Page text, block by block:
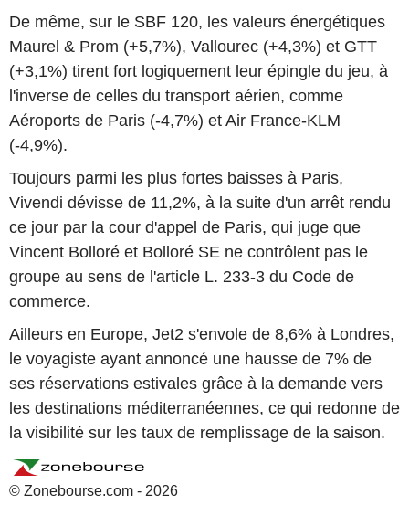
De même, sur le SBF 120, les valeurs énergétiques
Maurel & Prom (+5,7%), Vallourec (+4,3%) et GTT
(+3,1%) tirent fort logiquement leur épingle du jeu, à
l'inverse de celles du transport aérien, comme
Aéroports de Paris (-4,7%) et Air France-KLM
(-4,9%).
Toujours parmi les plus fortes baisses à Paris,
Vivendi dévisse de 11,2%, à la suite d'un arrêt rendu
ce jour par la cour d'appel de Paris, qui juge que
Vincent Bolloré et Bolloré SE ne contrôlent pas le
groupe au sens de l'article L. 233-3 du Code de
commerce.
Ailleurs en Europe, Jet2 s'envole de 8,6% à Londres,
le voyagiste ayant annoncé une hausse de 7% de
ses réservations estivales grâce à la demande vers
les destinations méditerranéennes, ce qui redonne de
la visibilité sur les taux de remplissage de la saison.
© Zonebourse.com - 2026